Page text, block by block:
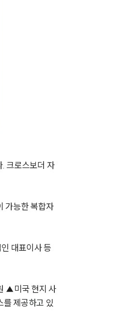
크로스보더 자
가능한 복합자
대표이사 등
▲미국 현지 사
제공하고 있